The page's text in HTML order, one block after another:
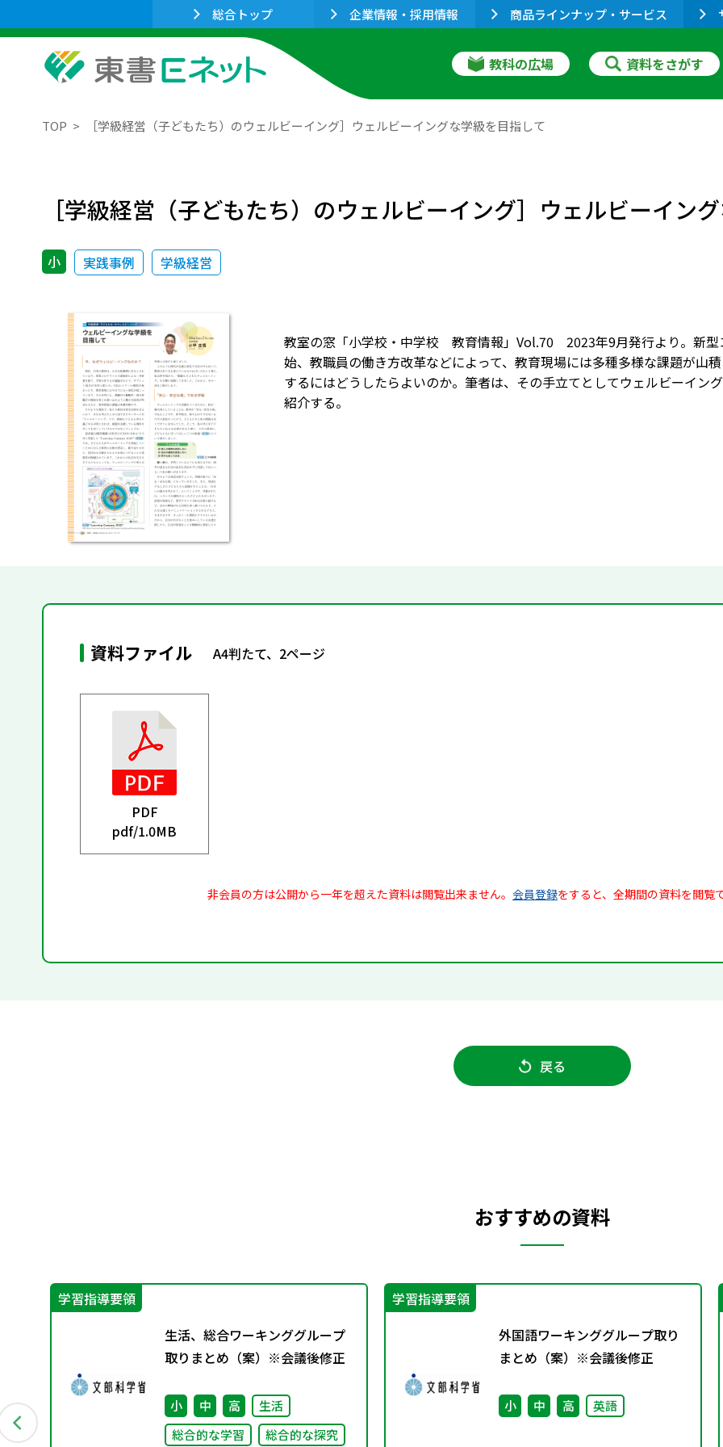
総合トップ 企業情報・採用情報 商品ラインナップ・サービス
教科の広場 資料をさがす
TOP ［学級経営（子どもたち）のウェルビーイング］ウェルビーイングな学級を目指して
［学級経営（子どもたち）のウェルビーイング］ウェルビーイン
小 実践事例 学級経営
教室の窓「小学校・中学校 教育情報」Vol.70 2023年9月発行より。新型
始、教職員の働き方改革などによって、教育現場には多種多様な課題が山
するにはどうしたらよいのか。筆者は、その手立てとしてウェルビーイン
紹介する。
資料ファイル A4判たて、2ページ
PDF
pdf/1.0MB
非会員の方は公開から一年を超えた資料は閲覧出来ません。 会員登録をすると、全期間の資料を閲覧
戻る
おすすめの資料
学習指導要領
生活、総合ワーキンググループ
取りまとめ（案）※会議後修正
小 中 高
生活
総合的な学習
総合的な探究
学習指導要領
外国語ワーキンググループ取り
まとめ（案）※会議後修正
小 中 高 英語